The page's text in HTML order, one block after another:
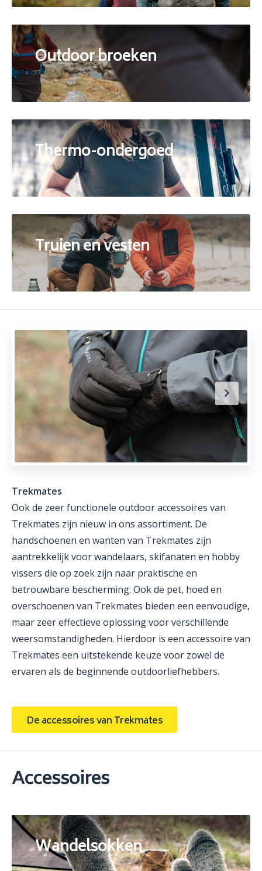
Outdoor broeken
Thermo-ondergoed
Truien en vesten
Trekmates
Ook de zeer functionele outdoor accessoires van
Trekmates zijn nieuw in ons assortiment. De
handschoenen en wanten van Trekmates zijn
aantrekkelijk voor wandelaars, skifanaten en hobby
vissers die op zoek zijn naar praktische en
betrouwbare bescherming. Ook de pet, hoed en
overschoenen van Trekmates bieden een eenvoudige,
maar zeer effectieve oplossing voor verschillende
weersomstandigheden. Hierdoor is een accessoire van
Trekmates een uitstekende keuze voor zowel de
ervaren als de beginnende outdoorliefhebbers.
De accessoires van Trekmates
Accessoires
Wandelsokken